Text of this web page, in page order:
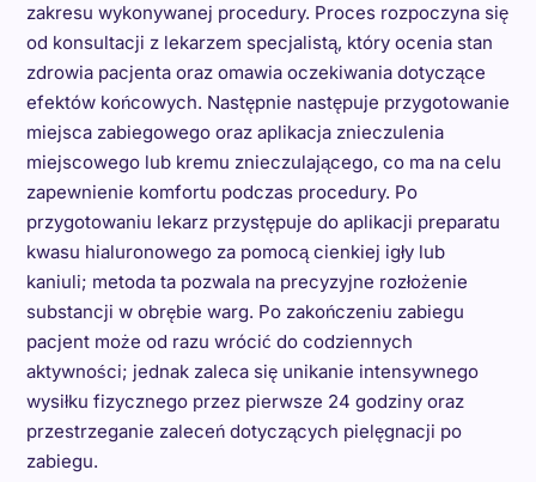
zakresu wykonywanej procedury. Proces rozpoczyna się
od konsultacji z lekarzem specjalistą, który ocenia stan
zdrowia pacjenta oraz omawia oczekiwania dotyczące
efektów końcowych. Następnie następuje przygotowanie
miejsca zabiegowego oraz aplikacja znieczulenia
miejscowego lub kremu znieczulającego, co ma na celu
zapewnienie komfortu podczas procedury. Po
przygotowaniu lekarz przystępuje do aplikacji preparatu
kwasu hialuronowego za pomocą cienkiej igły lub
kaniuli; metoda ta pozwala na precyzyjne rozłożenie
substancji w obrębie warg. Po zakończeniu zabiegu
pacjent może od razu wrócić do codziennych
aktywności; jednak zaleca się unikanie intensywnego
wysiłku fizycznego przez pierwsze 24 godziny oraz
przestrzeganie zaleceń dotyczących pielęgnacji po
zabiegu.